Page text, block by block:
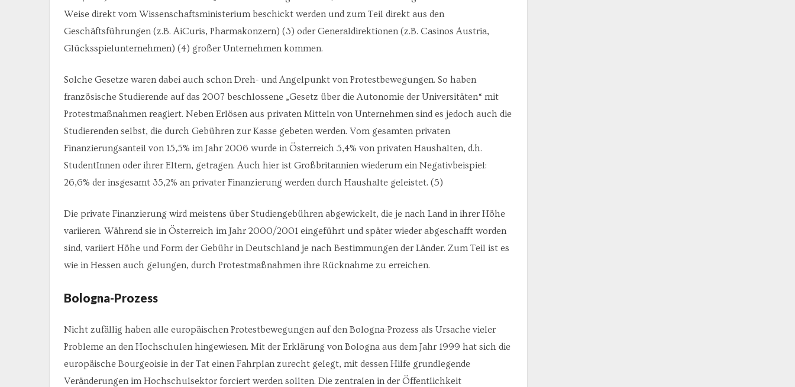
Weise direkt vom Wissenschaftsministerium beschickt werden und zum Teil direkt aus den
Geschäftsführungen (z.B. AiCuris, Pharmakonzern) (3) oder Generaldirektionen (z.B. Casinos Austria,
Glücksspielunternehmen) (4) großer Unternehmen kommen.
Solche Gesetze waren dabei auch schon Dreh- und Angelpunkt von Protestbewegungen. So haben
französische Studierende auf das 2007 beschlossene „Gesetz über die Autonomie der Universitäten“ mit
Protestmaßnahmen reagiert. Neben Erlösen aus privaten Mitteln von Unternehmen sind es jedoch auch die
Studierenden selbst, die durch Gebühren zur Kasse gebeten werden. Vom gesamten privaten
Finanzierungsanteil von 15,5% im Jahr 2006 wurde in Österreich 5,4% von privaten Haushalten, d.h.
StudentInnen oder ihrer Eltern, getragen. Auch hier ist Großbritannien wiederum ein Negativbeispiel:
26,6% der insgesamt 35,2% an privater Finanzierung werden durch Haushalte geleistet. (5)
Die private Finanzierung wird meistens über Studiengebühren abgewickelt, die je nach Land in ihrer Höhe
variieren. Während sie in Österreich im Jahr 2000/2001 eingeführt und später wieder abgeschafft worden
sind, variiert Höhe und Form der Gebühr in Deutschland je nach Bestimmungen der Länder. Zum Teil ist es
wie in Hessen auch gelungen, durch Protestmaßnahmen ihre Rücknahme zu erreichen.
Bologna-Prozess
Nicht zufällig haben alle europäischen Protestbewegungen auf den Bologna-Prozess als Ursache vieler
Probleme an den Hochschulen hingewiesen. Mit der Erklärung von Bologna aus dem Jahr 1999 hat sich die
europäische Bourgeoisie in der Tat einen Fahrplan zurecht gelegt, mit dessen Hilfe grundlegende
Veränderungen im Hochschulsektor forciert werden sollten. Die zentralen in der Öffentlichkeit